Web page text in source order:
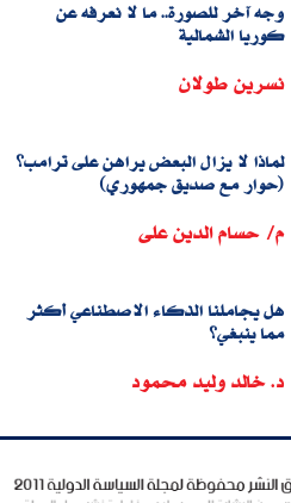
وجه آخر للصورة.. ما لا نعرفه عن
كوريا الشمالية
نسرين طولان
لماذا لا يزال البعض يراهن على ترامب؟
(حوار مع صديق جمهوري)
م/ حسام الدين على
هل يجاملنا الذكاء الاصطناعي أكثر
مما ينبغي؟
د. خالد وليد محمود